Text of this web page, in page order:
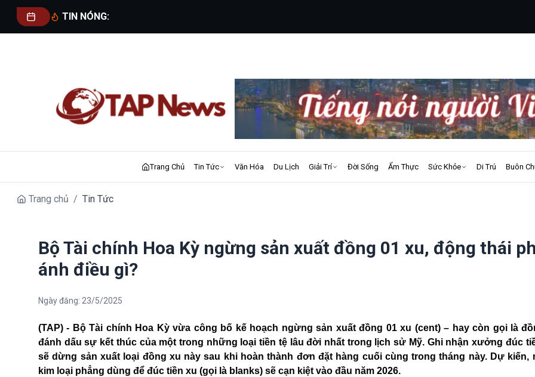
TIN NÓNG:
Trang Chủ Tin Tức Văn Hóa Du Lịch Giải Trí Đời Sống Ẩm Thực Sức Khỏe Di Trú Buôn
Trang chủ / Tin Tức
Bộ Tài chính Hoa Kỳ ngừng sản xuất đồng 01 xu, động thái
ánh điều gì?
Ngày đăng: 23/5/2025
(TAP) - Bộ Tài chính Hoa Kỳ vừa công bố kế hoạch ngừng sản xuất đồng 01 xu (cent) – hay còn gọi là
đánh dấu sự kết thúc của một trong những loại tiền tệ lâu đời nhất trong lịch sử Mỹ. Ghi nhận xưởng đúc
sẽ dừng sản xuất loại đồng xu này sau khi hoàn thành đơn đặt hàng cuối cùng trong tháng này. Dự kiến,
kim loại phẳng dùng để đúc tiền xu (gọi là blanks) sẽ cạn kiệt vào đầu năm 2026.